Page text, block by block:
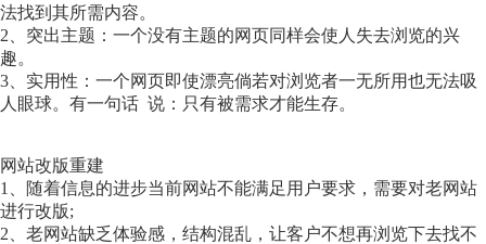
法找到其所需内容。
2、突出主题：一个没有主题的网页同样会使人失去浏览的兴
趣。
3、实用性：一个网页即使漂亮倘若对浏览者一无所用也无法吸
人眼球。有一句话 说：只有被需求才能生存。
网站改版重建
1、随着信息的进步当前网站不能满足用户要求，需要对老网站
进行改版;
2、老网站缺乏体验感，结构混乱，让客户不想再浏览下去找不